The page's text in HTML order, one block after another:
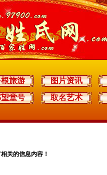
旅游 图片资讯
堂号 取名艺术
关的信息内容！